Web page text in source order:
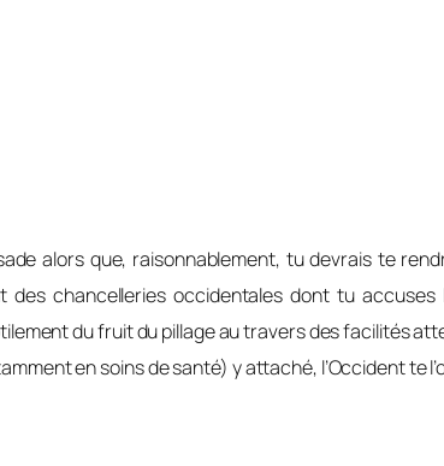
que, raisonnablement, tu devrais te
chancelleries occidentales dont tu accuses
du fruit du pillage au travers des facilités
en soins de santé) y attaché, l’Occident te